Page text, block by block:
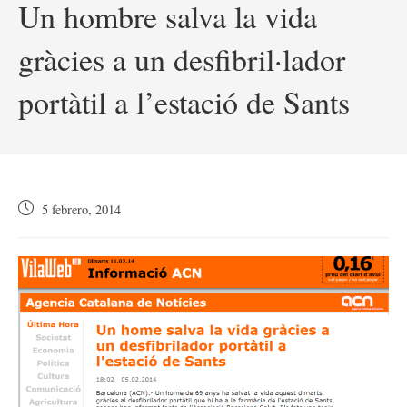
Un hombre salva la vida
gràcies a un desfibril·lador
portàtil a l’estació de Sants
Publicación
entrada:
5 febrero, 2014